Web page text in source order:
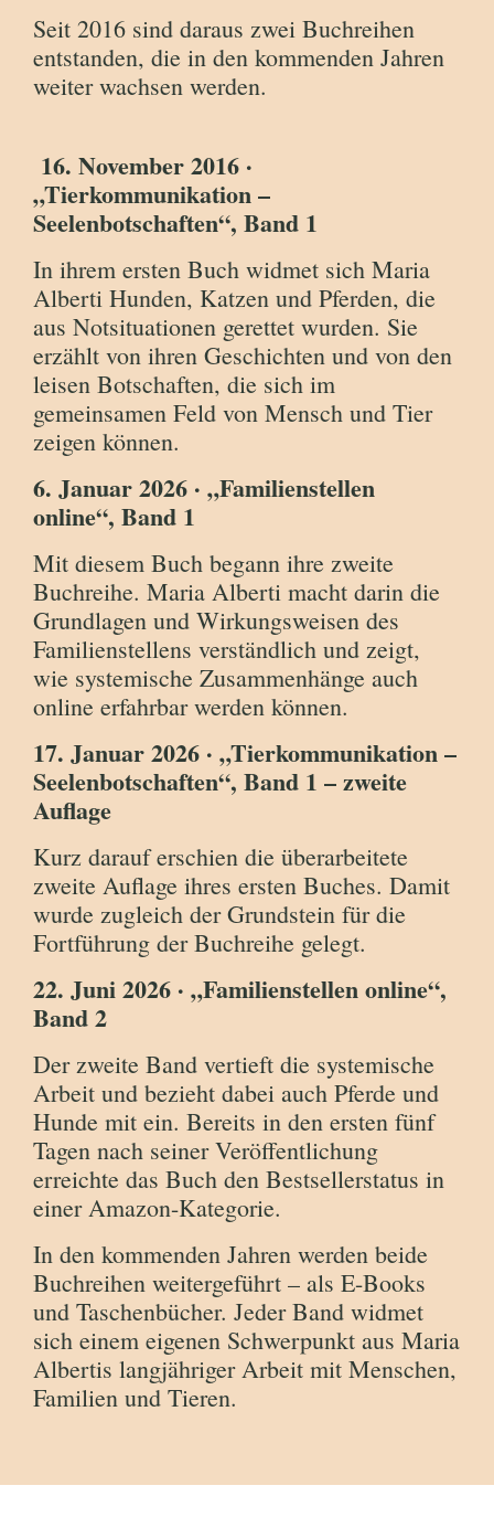
Seit 2016 sind daraus zwei Buchreihen
entstanden, die in den kommenden Jahren
weiter wachsen werden.
16. November 2016 ·
„Tierkommunikation –
Seelenbotschaften“, Band 1
In ihrem ersten Buch widmet sich Maria
Alberti Hunden, Katzen und Pferden, die
aus Notsituationen gerettet wurden. Sie
erzählt von ihren Geschichten und von den
leisen Botschaften, die sich im
gemeinsamen Feld von Mensch und Tier
zeigen können.
6. Januar 2026 · „Familienstellen
online“, Band 1
Mit diesem Buch begann ihre zweite
Buchreihe. Maria Alberti macht darin die
Grundlagen und Wirkungsweisen des
Familienstellens verständlich und zeigt,
wie systemische Zusammenhänge auch
online erfahrbar werden können.
17. Januar 2026 · „Tierkommunikation –
Seelenbotschaften“, Band 1 – zweite
Auflage
Kurz darauf erschien die überarbeitete
zweite Auflage ihres ersten Buches. Damit
wurde zugleich der Grundstein für die
Fortführung der Buchreihe gelegt.
22. Juni 2026 · „Familienstellen online“,
Band 2
Der zweite Band vertieft die systemische
Arbeit und bezieht dabei auch Pferde und
Hunde mit ein. Bereits in den ersten fünf
Tagen nach seiner Veröffentlichung
erreichte das Buch den Bestsellerstatus in
einer Amazon-Kategorie.
In den kommenden Jahren werden beide
Buchreihen weitergeführt – als E-Books
und Taschenbücher. Jeder Band widmet
sich einem eigenen Schwerpunkt aus Maria
Albertis langjähriger Arbeit mit Menschen,
Familien und Tieren.